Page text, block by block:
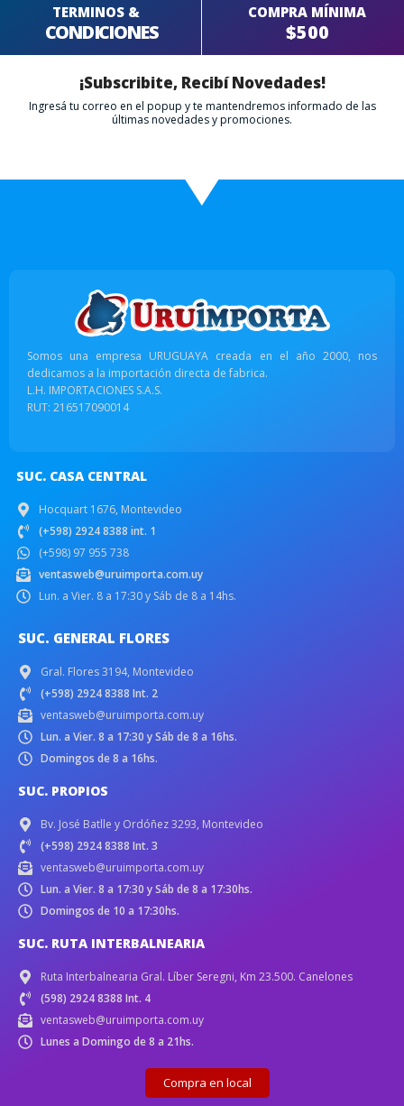
TERMINOS &
CONDICIONES
COMPRA MÍNIMA
$500
¡Subscribite, Recibí Novedades!
Ingresá tu correo en el popup y te mantendremos informado de las
últimas novedades y promociones.
Somos una empresa URUGUAYA creada en el año 2000, nos
dedicamos a la importación directa de fabrica.
L.H. IMPORTACIONES S.A.S.
RUT: 216517090014
SUC. CASA CENTRAL
Hocquart 1676, Montevideo
(+598) 2924 8388 int. 1
(+598) 97 955 738
ventasweb@uruimporta.com.uy
Lun. a Vier. 8 a 17:30 y Sáb de 8 a 14hs.
SUC. GENERAL FLORES
Gral. Flores 3194, Montevideo
(+598) 2924 8388 Int. 2
ventasweb@uruimporta.com.uy
Lun. a Vier. 8 a 17:30 y Sáb de 8 a 16hs.
Domingos de 8 a 16hs.
SUC. PROPIOS
Bv. José Batlle y Ordóñez 3293, Montevideo
(+598) 2924 8388 Int. 3
ventasweb@uruimporta.com.uy
Lun. a Vier. 8 a 17:30 y Sáb de 8 a 17:30hs.
Domingos de 10 a 17:30hs.
SUC. RUTA INTERBALNEARIA
Ruta Interbalnearia Gral. Líber Seregni, Km 23.500. Canelones
(598) 2924 8388 Int. 4
ventasweb@uruimporta.com.uy
Lunes a Domingo de 8 a 21hs.
Compra en local